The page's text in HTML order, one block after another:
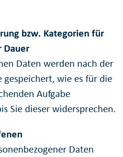
bzw. Kategorien für
Dauer
Daten werden nach der
gespeichert, wie es für die
Aufgabe
Sie dieser widersprechen.
Daten